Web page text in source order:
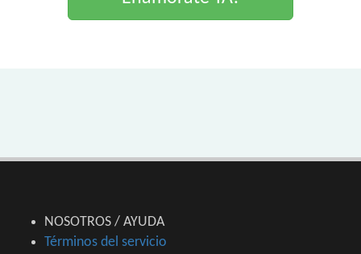
NOSOTROS / AYUDA
Términos del servicio